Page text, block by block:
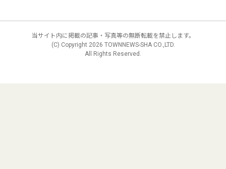
当サイト内に掲載の記事・写真等の無断転載を禁止します。
(C) Copyright 2026 TOWNNEWS-SHA CO.,LTD.
All Rights Reserved.